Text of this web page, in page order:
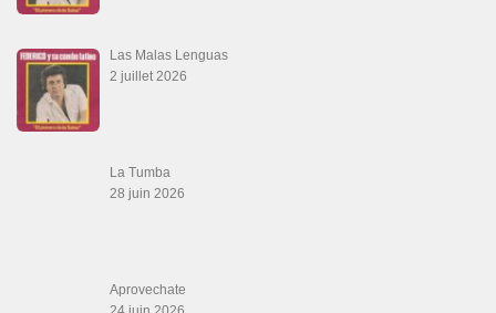
Las Malas Lenguas
2 juillet 2026
La Tumba
28 juin 2026
Aprovechate